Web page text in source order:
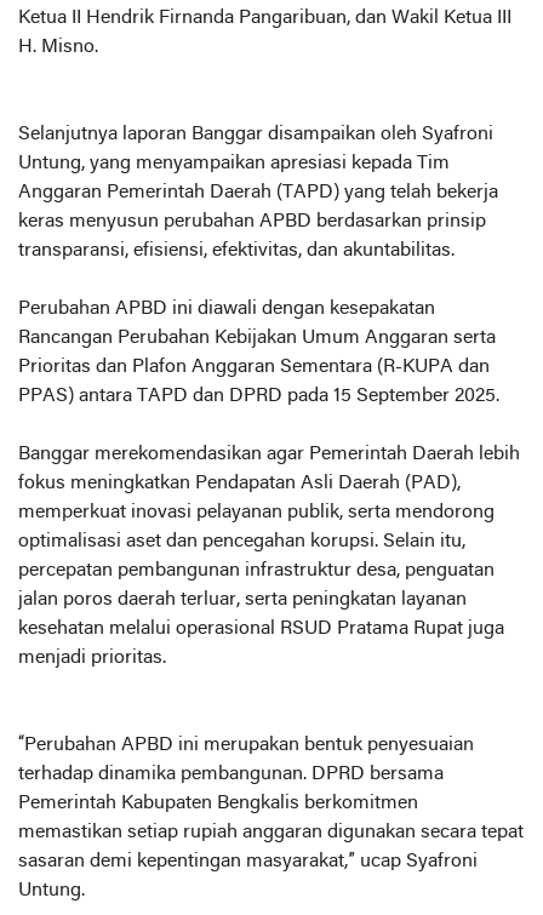
Ketua II Hendrik Firnanda Pangaribuan, dan Wakil Ketua III
H. Misno.
Selanjutnya laporan Banggar disampaikan oleh Syafroni
Untung, yang menyampaikan apresiasi kepada Tim
Anggaran Pemerintah Daerah (TAPD) yang telah bekerja
keras menyusun perubahan APBD berdasarkan prinsip
transparansi, efisiensi, efektivitas, dan akuntabilitas.
Perubahan APBD ini diawali dengan kesepakatan
Rancangan Perubahan Kebijakan Umum Anggaran serta
Prioritas dan Plafon Anggaran Sementara (R-KUPA dan
PPAS) antara TAPD dan DPRD pada 15 September 2025.
Banggar merekomendasikan agar Pemerintah Daerah lebih
fokus meningkatkan Pendapatan Asli Daerah (PAD),
memperkuat inovasi pelayanan publik, serta mendorong
optimalisasi aset dan pencegahan korupsi. Selain itu,
percepatan pembangunan infrastruktur desa, penguatan
jalan poros daerah terluar, serta peningkatan layanan
kesehatan melalui operasional RSUD Pratama Rupat juga
menjadi prioritas.
“Perubahan APBD ini merupakan bentuk penyesuaian
terhadap dinamika pembangunan. DPRD bersama
Pemerintah Kabupaten Bengkalis berkomitmen
memastikan setiap rupiah anggaran digunakan secara tepat
sasaran demi kepentingan masyarakat,” ucap Syafroni
Untung.